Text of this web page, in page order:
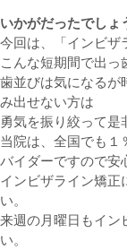
いかがだったでしょ
今回は、「インビ
こんな短期間で出っ
歯並びは気になるが
み出せない方は
勇気を振り絞って是
当院は、全国でも１
バイダーですので安
インビザライン矯正
い。
来週の月曜日もイン
い。